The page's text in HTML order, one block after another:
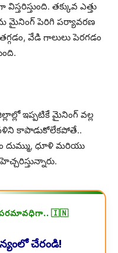
తక్కువ ఎత్తు
మైనింగ్ పెరిగి పర్యావరణ
వేడి గాలులు పెరగడం
ఇప్పటికే మైనింగ్ వల్ల
కాపాడుకోలేకపోతే..
దుమ్ము, ధూళి మరియు
🇮🇳
చేరండి!